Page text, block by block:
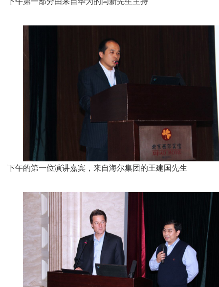
下午的第一位演讲嘉宾，来自海尔集团的王建国先生